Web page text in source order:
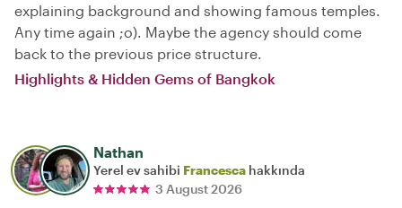
explaining background and showing famous temples.
Any time again ;o). Maybe the agency should come
back to the previous price structure.
Highlights & Hidden Gems of Bangkok
Nathan
Yerel ev sahibi Francesca hakkında
3 August 2026